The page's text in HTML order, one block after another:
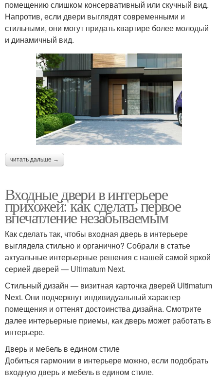
помещению слишком консервативный или скучный вид.
Напротив, если двери выглядят современными и
стильными, они могут придать квартире более молодый
и динамичный вид.
читать дальше →
Входные двери в интерьере
прихожей: как сделать первое
впечатление незабываемым
Как сделать так, чтобы входная дверь в интерьере
выглядела стильно и органично? Собрали в статье
актуальные интерьерные решения с нашей самой яркой
серией дверей ― Ultimatum Next.
Стильный дизайн — визитная карточка дверей Ultimatum
Next. Они подчеркнут индивидуальный характер
помещения и оттенят достоинства дизайна. Смотрите
далее интерьерные приемы, как дверь может работать в
интерьере.
Дверь и мебель в едином стиле
Добиться гармонии в интерьере можно, если подобрать
входную дверь и мебель в едином стиле.